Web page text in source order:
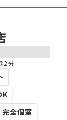
2分
完全個室